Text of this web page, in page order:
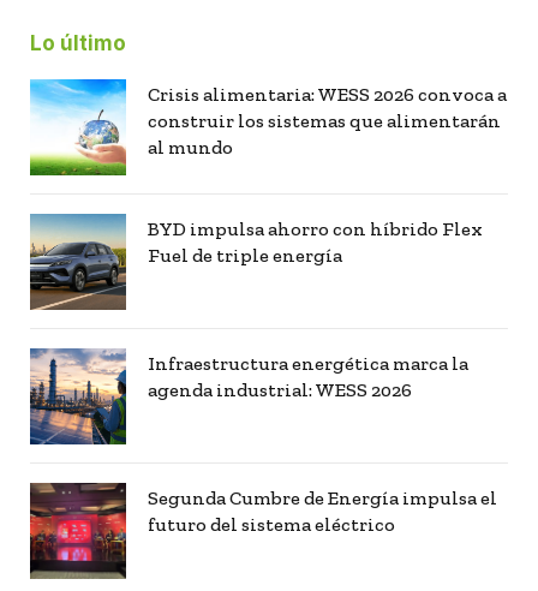
Lo último
Crisis alimentaria: WESS 2026 convoca a
construir los sistemas que alimentarán
al mundo
BYD impulsa ahorro con híbrido Flex
Fuel de triple energía
Infraestructura energética marca la
agenda industrial: WESS 2026
Segunda Cumbre de Energía impulsa el
futuro del sistema eléctrico